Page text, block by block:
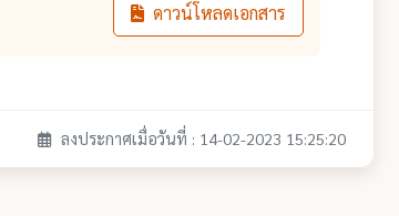
ดาวน์โหลดเอกสาร
ลงประกาศเมื่อวันที่ : 14-02-2023 15:25:20